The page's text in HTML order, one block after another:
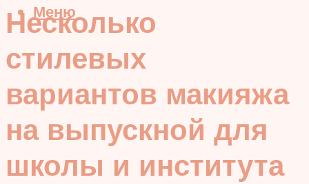
Меню
Несколько
стилевых
вариантов макияжа
на выпускной для
школы и института